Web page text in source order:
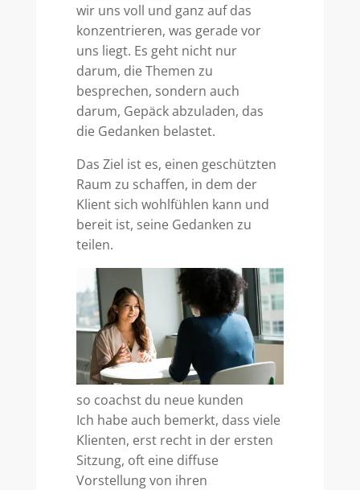
wir uns voll und ganz auf das
konzentrieren, was gerade vor
uns liegt. Es geht nicht nur
darum, die Themen zu
besprechen, sondern auch
darum, Gepäck abzuladen, das
die Gedanken belastet.
Das Ziel ist es, einen geschützten
Raum zu schaffen, in dem der
Klient sich wohlfühlen kann und
bereit ist, seine Gedanken zu
teilen.
so coachst du neue kunden
Ich habe auch bemerkt, dass viele
Klienten, erst recht in der ersten
Sitzung, oft eine diffuse
Vorstellung von ihren